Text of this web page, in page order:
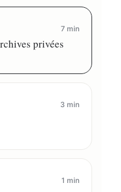
7 min
privées
3 min
1 min